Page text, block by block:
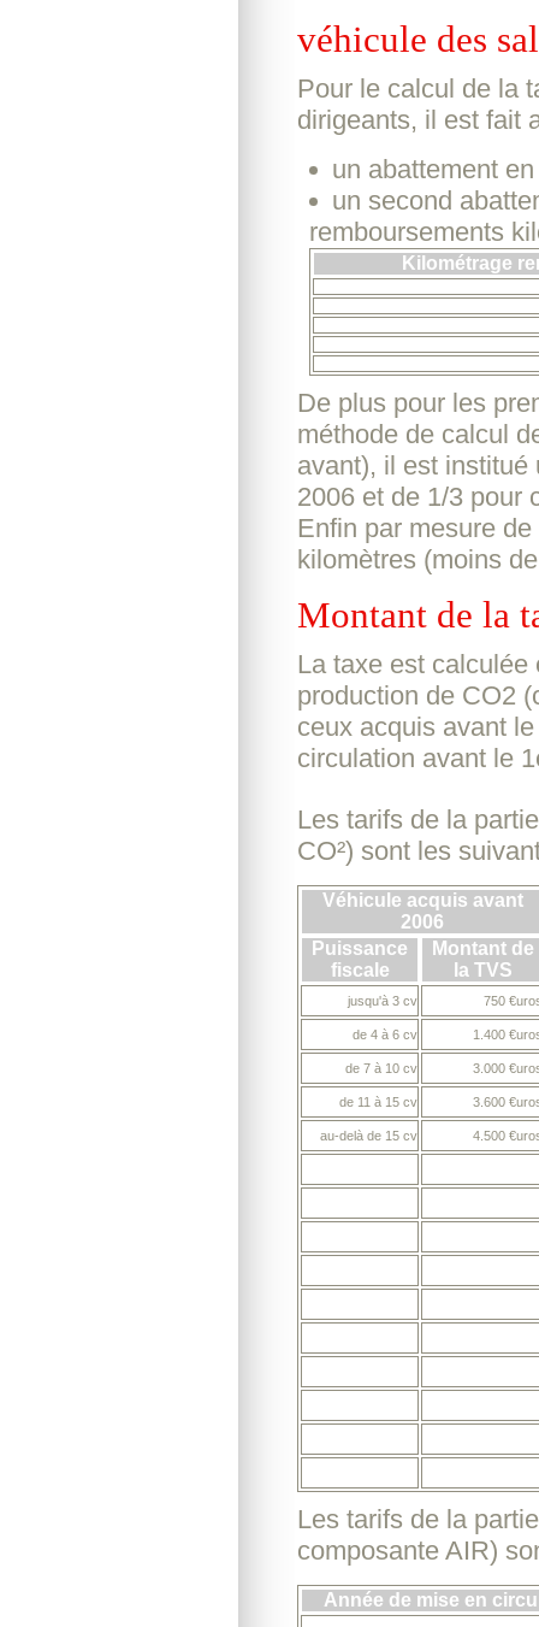
véhicule des
Pour le calcul de la
dirigeants, il est fait
un abattement
un second
remboursements
Kilométrage
De plus pour les
méthode de calcul
avant), il est institué
2006 et de 1/3 pour
Enfin par mesure
kilomètres (moins
Montant de la
La taxe est calculée
production de CO2
ceux acquis avant
circulation avant le
Les tarifs de la
CO²) sont les
Véhicule acquis avant
2006
Puissance
fiscale
Montant de
la TVS
jusqu'à 3 cv 750
de 4 à 6 cv 1.400
de 7 à 10 cv 3.000
de 11 à 15 cv 3.600
au-delà de 15 cv 4.500
Les tarifs de la
composante AIR)
Année de mise en